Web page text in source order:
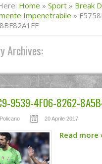
Home » Sport » Break
Impenetrabile »
Archives:
9539-4F06-8262-
20 Aprile 2017
Read more